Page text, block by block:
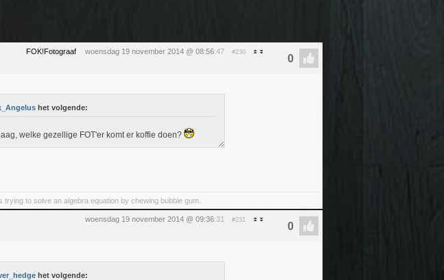
FOK!Fotograaf woensdag 19 november 2014 @ 08:56:47 #230
het volgende:
welke gezellige FOT'er komt er koffie doen?
to solve an algebra equation by chewing bubble gum.
woensdag 19 november 2014 @ 09:36:31 #231
het volgende: